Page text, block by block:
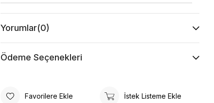
Yorumlar(0)
Ödeme Seçenekleri
Favorilere Ekle İstek Listeme Ekle